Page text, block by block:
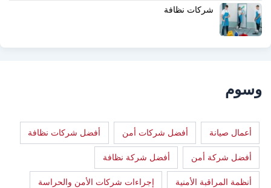
شركات نظافة
وسوم
أعمال صيانة أفضل شركات أمن أفضل شركات نظافة
أفضل شركة أمن أفضل شركة نظافة
أنظمة المراقبة الأمنية إجراءات شركات الأمن والحراسة